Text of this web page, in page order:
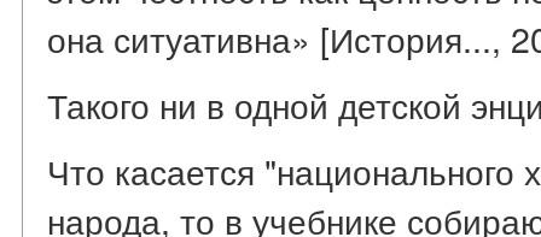
она ситуативна» [История...,
Такого ни в одной детской
Что касается "национального
народа, то в учебнике